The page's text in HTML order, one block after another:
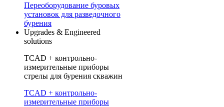
Переоборудование буровых
установок для разведочного
бурения
Upgrades & Engineered
solutions
TCAD + контрольно-
измерительные приборы
стрелы для бурения скважин
TCAD + контрольно-
измерительные приборы